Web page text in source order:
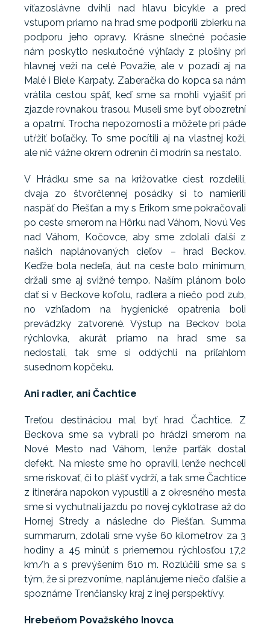
víťazoslávne dvihli nad hlavu bicykle a pred
vstupom priamo na hrad sme podporili zbierku na
podporu jeho opravy. Krásne slnečné počasie
nám poskytlo neskutočné výhľady z plošiny pri
hlavnej veži na celé Považie, ale v pozadí aj na
Malé i Biele Karpaty. Zaberačka do kopca sa nám
vrátila cestou späť, keď sme sa mohli vyjašiť pri
zjazde rovnakou trasou. Museli sme byť obozretní
a opatrní. Trocha nepozornosti a môžete pri páde
utŕžiť boľačky. To sme pocítili aj na vlastnej koži,
ale nič vážne okrem odrenín či modrín sa nestalo.
V Hrádku sme sa na križovatke ciest rozdelili,
dvaja zo štvorčlennej posádky si to namierili
naspäť do Piešťan a my s Erikom sme pokračovali
po ceste smerom na Hôrku nad Váhom, Novú Ves
nad Váhom, Kočovce, aby sme zdolali ďalší z
našich naplánovaných cieľov – hrad Beckov.
Keďže bola nedeľa, áut na ceste bolo minimum,
držali sme aj svižné tempo. Naším plánom bolo
dať si v Beckove kofolu, radlera a niečo pod zub,
no vzhľadom na hygienické opatrenia boli
prevádzky zatvorené. Výstup na Beckov bola
rýchlovka, akurát priamo na hrad sme sa
nedostali, tak sme si oddýchli na priľahlom
susednom kopčeku.
Ani radler, ani Čachtice
Treťou destináciou mal byť hrad Čachtice. Z
Beckova sme sa vybrali po hrádzi smerom na
Nové Mesto nad Váhom, lenže parťák dostal
defekt. Na mieste sme ho opravili, lenže nechceli
sme riskovať, či to plášť vydrží, a tak sme Čachtice
z itinerára napokon vypustili a z okresného mesta
sme si vychutnali jazdu po novej cyklotrase až do
Hornej Stredy a následne do Piešťan. Summa
summarum, zdolali sme vyše 60 kilometrov za 3
hodiny a 45 minút s priemernou rýchlosťou 17,2
km/h a s prevýšením 610 m. Rozlúčili sme sa s
tým, že si prezvoníme, naplánujeme niečo ďalšie a
spoznáme Trenčiansky kraj z inej perspektívy.
Hrebeňom Považského Inovca